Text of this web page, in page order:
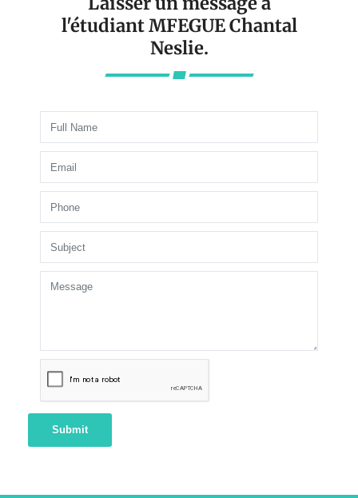
l'étudiant MFEGUE Chantal
Neslie.
Submit